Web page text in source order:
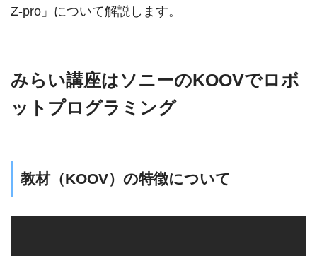
Z-pro」について解説します。
みらい講座はソニーのKOOVでロボ
ットプログラミング
教材（KOOV）の特徴について